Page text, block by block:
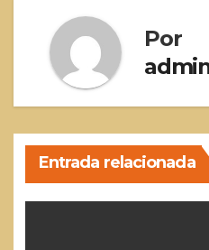
Por
Entrada relacionada